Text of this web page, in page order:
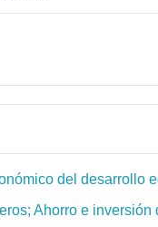
del desarrollo
Ahorro e